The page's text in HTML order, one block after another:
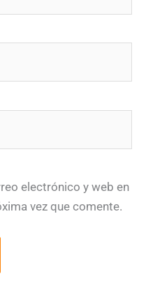
electrónico y web en
vez que comente.